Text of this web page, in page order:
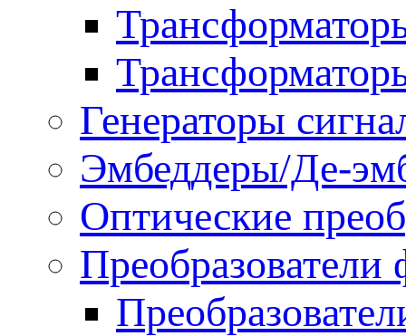
Генераторы
Эмбеддеры/Де-
Оптические
Преобразователи